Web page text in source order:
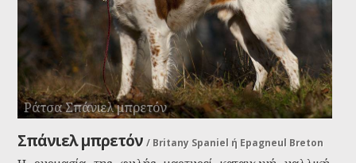
Ράτσα Σπάνιελ μπρετόν
Σπάνιελ μπρετόν / Britany Spaniel ή Epagneul Breton